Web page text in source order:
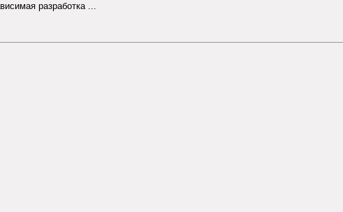
разработка ...